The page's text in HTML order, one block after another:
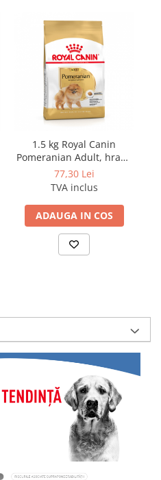
1.5 kg Royal Canin
Pomeranian Adult, hrana
uscata caini
77,30 Lei
TVA inclus
ADAUGA IN COS